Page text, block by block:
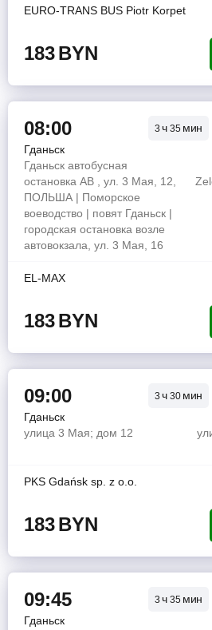
EURO-TRANS BUS Piotr Korpet
183BYN
08:00 3ч 35 мин
Гданьск
Гданьск автобусная
остановка АВ , ул. 3 Мая, 12,
ПОЛЬША | Поморское
воеводство | повят Гданьск |
городская остановка возле
автовокзала, ул. 3 Мая, 16
EL-MAX
183BYN
09:00 3ч 30 мин
Гданьск
улица 3 Мая; дом 12
PKS Gdańsk sp. z o.o.
183BYN
09:45 3ч 35 мин
Гданьск